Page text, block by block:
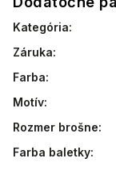
Kategória:
Záruka:
Farba:
Motív:
Rozmer brošne:
Farba baletky: